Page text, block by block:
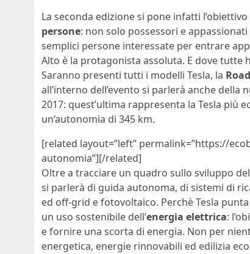
La seconda edizione si pone infatti
persone: non solo possessori e appassionati
semplici persone interessate per entrare
Alto è la protagonista assoluta. E dove tutte
Saranno presenti tutti i modelli Tesla, la
all’interno dell’evento si parlerà anche della
2017: quest’ultima rappresenta la Tesla più
un’autonomia di 345 km.
[related layout=”left” permalink=”https://
autonomia”][/related]
Oltre a tracciare un quadro sullo sviluppo
si parlerà di guida autonoma, di sistemi di
ed off-grid e fotovoltaico. Perchè Tesla
un uso sostenibile dell’energia elettrica:
e fornire una scorta di energia. Non per
energetica, energie rinnovabili ed edilizia